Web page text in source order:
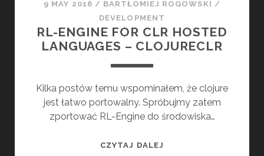
A
V
A
R
I
P
9 MAY 2016 / BARTŁOMIEJ ROGOWSKI /
DEVELOPMENT
RL-ENGINE FOR CLR HOSTED
LANGUAGES – CLOJURECLR
Kilka postów temu wspominałem, że clojure
jest łatwo portowalny. Spróbujmy zatem
zportować RL-Engine do środowiska…
CZYTAJ DALEJ